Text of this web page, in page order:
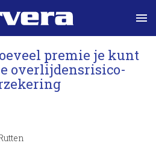
menu
premie je kunt
overlijdens­risico­